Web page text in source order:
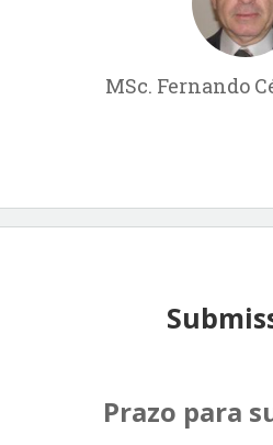
MSc. Fernando
Prazo para